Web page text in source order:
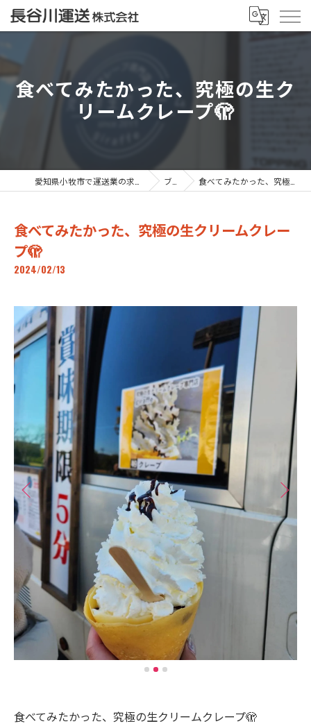
食べてみたかった、究極の生ク
リームクレープ🫣
ブログ 食べてみたかった、究極の生クリームクレープ🫣
食べてみたかった、究極の生クリームクレー
プ🫣
2024/02/13
食べてみたかった、究極の生クリームクレープ🫣